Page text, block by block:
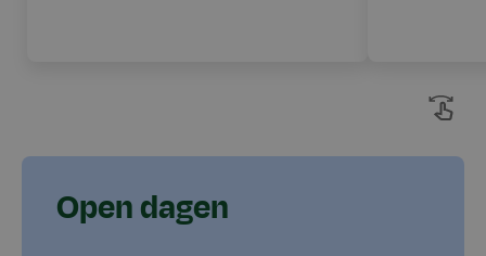
Open dagen